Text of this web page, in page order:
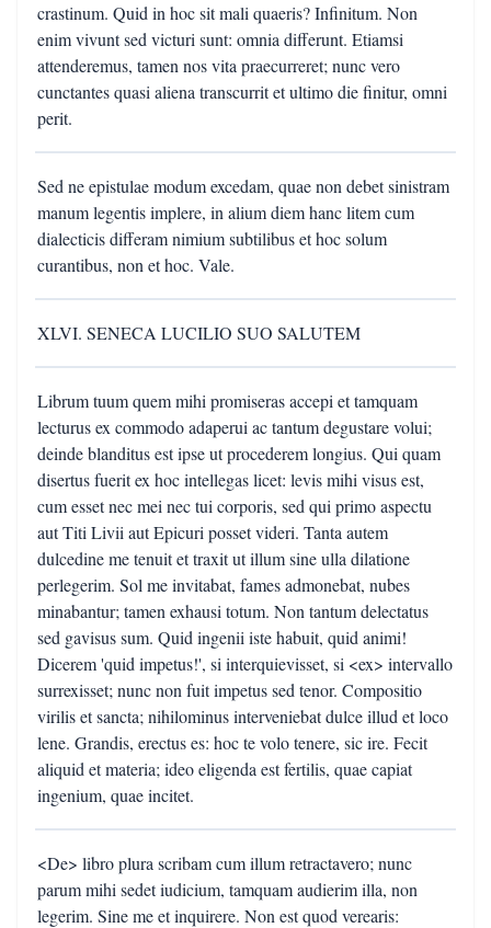
crastinum. Quid in hoc sit mali quaeris? Infinitum. Non
enim vivunt sed victuri sunt: omnia differunt. Etiamsi
attenderemus, tamen nos vita praecurreret; nunc vero
cunctantes quasi aliena transcurrit et ultimo die finitur, omni
perit.
Sed ne epistulae modum excedam, quae non debet sinistram
manum legentis implere, in alium diem hanc litem cum
dialecticis differam nimium subtilibus et hoc solum
curantibus, non et hoc. Vale.
XLVI. SENECA LUCILIO SUO SALUTEM
Librum tuum quem mihi promiseras accepi et tamquam
lecturus ex commodo adaperui ac tantum degustare volui;
deinde blanditus est ipse ut procederem longius. Qui quam
disertus fuerit ex hoc intellegas licet: levis mihi visus est,
cum esset nec mei nec tui corporis, sed qui primo aspectu
aut Titi Livii aut Epicuri posset videri. Tanta autem
dulcedine me tenuit et traxit ut illum sine ulla dilatione
perlegerim. Sol me invitabat, fames admonebat, nubes
minabantur; tamen exhausi totum. Non tantum delectatus
sed gavisus sum. Quid ingenii iste habuit, quid animi!
Dicerem 'quid impetus!', si interquievisset, si <ex> intervallo
surrexisset; nunc non fuit impetus sed tenor. Compositio
virilis et sancta; nihilominus interveniebat dulce illud et loco
lene. Grandis, erectus es: hoc te volo tenere, sic ire. Fecit
aliquid et materia; ideo eligenda est fertilis, quae capiat
ingenium, quae incitet.
<De> libro plura scribam cum illum retractavero; nunc
parum mihi sedet iudicium, tamquam audierim illa, non
legerim. Sine me et inquirere. Non est quod verearis: